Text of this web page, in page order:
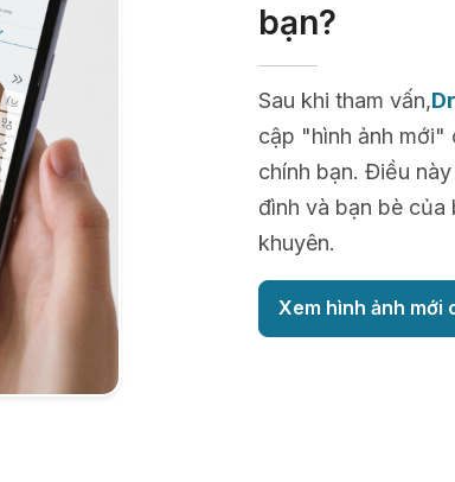
bạn?
Sau khi tham vấn,
cập "hình ảnh mới"
chính bạn. Điều
đình và bạn bè của
khuyên.
Xem hình ảnh mới